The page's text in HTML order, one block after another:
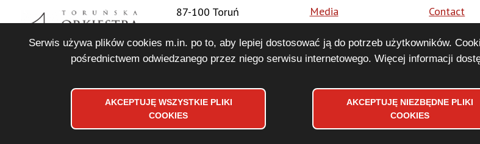
Serwis używa plików cookies m.in. po to, aby lepiej dostosować ją do potrzeb użytkowników.
pośrednictwem odwiedzanego przez niego serwisu internetowego. Więcej informacji
AKCEPTUJĘ WSZYSTKIE PLIKI
COOKIES
AKCEPTUJĘ NIEZBĘDNE PLIKI
COOKIES
WYCOFAJ
ZGODĘ
NA
87-100 Toruń
sekretariat@tos.art.pl
Media
Contact
Copyrights 2024 Toruńska Orkiestra Symfoniczna Accessibility declaration Sitemap